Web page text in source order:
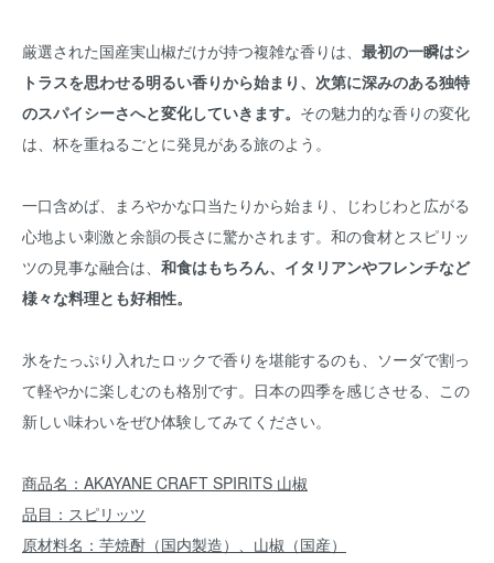
厳選された国産実山椒だけが持つ複雑な香りは、 最初の一瞬はシ
トラスを思わせる明るい香りから始まり、次第に深みのある独特
のスパイシーさへと変化していきます。 その魅力的な香りの変化
は、杯を重ねるごとに発見がある旅のよう。
一口含めば、まろやかな口当たりから始まり、じわじわと広がる
心地よい刺激と余韻の長さに驚かされます。和の食材とスピリッ
ツの見事な融合は、 和食はもちろん、イタリアンやフレンチなど
様々な料理とも好相性。
氷をたっぷり入れたロックで香りを堪能するのも、ソーダで割っ
て軽やかに楽しむのも格別です。日本の四季を感じさせる、この
新しい味わいをぜひ体験してみてください。
商品名：AKAYANE CRAFT SPIRITS 山椒
品目：スピリッツ
原材料名：芋焼酎（国内製造）、山椒（国産）